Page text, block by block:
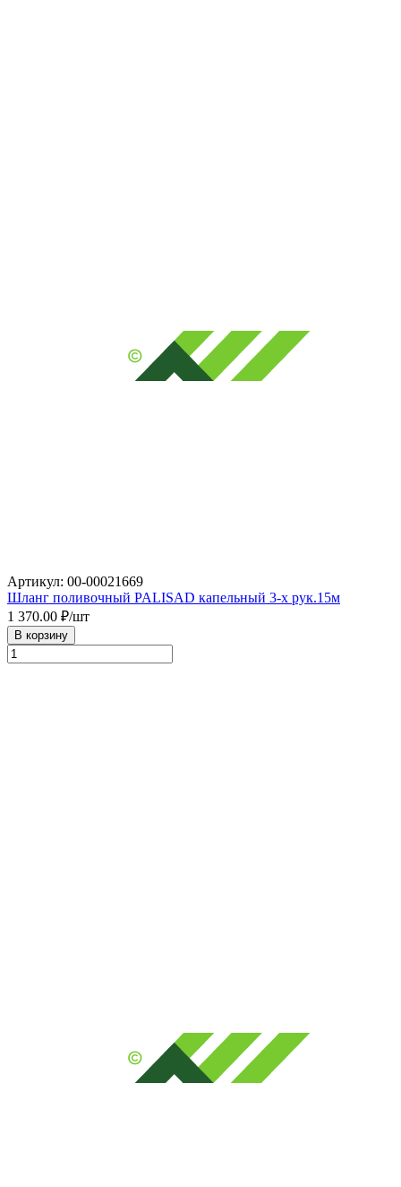
Артикул: 00-00021669
Шланг поливочный PALISAD капельный 3-х рук.15м
1 370.00 ₽/шт
В корзину